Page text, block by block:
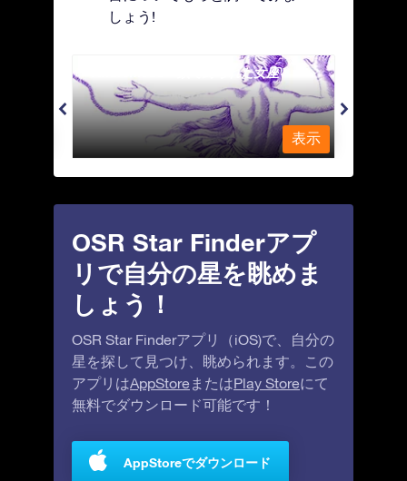
しょう!
Andromeda - 鎖で縛られた女座
表示
OSR Star Finderアプ
リで自分の星を眺めま
しょう！
OSR Star Finderアプリ（iOS)で、自分の
星を探して見つけ、眺められます。この
アプリはAppStore またはPlay Storeにて
無料でダウンロード可能です！
AppStoreでダウンロード